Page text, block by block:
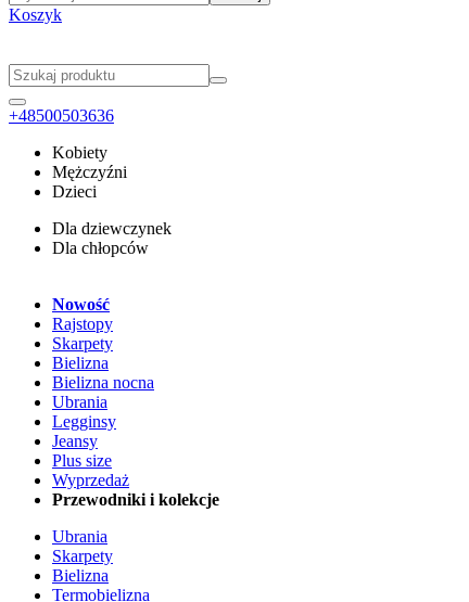
Koszyk
+48500503636
Kobiety
Mężczyźni
Dzieci
Dla dziewczynek
Dla chłopców
Nowość
Rajstopy
Skarpety
Bielizna
Bielizna nocna
Ubrania
Legginsy
Jeansy
Plus size
Wyprzedaż
Przewodniki i kolekcje
Ubrania
Skarpety
Bielizna
Termobielizna